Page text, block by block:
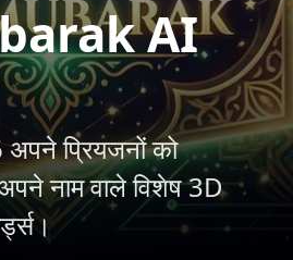
AI
प्रियजनों को
नाम वाले विशेष 3D